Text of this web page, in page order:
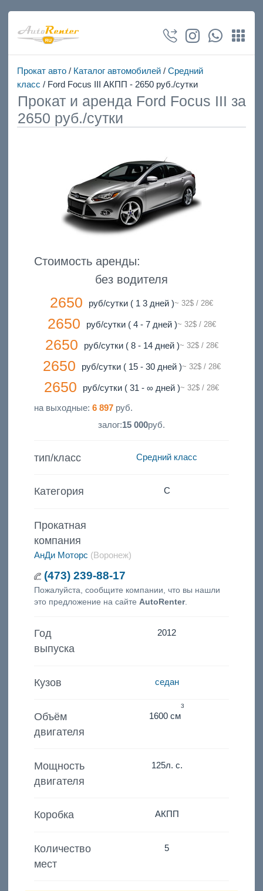
Прокат авто/ Каталог автомобилей/ Средний
класс / Ford Focus III АКПП - 2650 руб./сутки
Прокат и аренда Ford Focus III за
2650 руб./сутки
Стоимость аренды:
без водителя
2650 руб/сутки ( 1 3 дней )~ 32$ / 28€
2650 руб/сутки ( 4 - 7 дней )~ 32$ / 28€
2650 руб/сутки ( 8 - 14 дней )~ 32$ / 28€
2650 руб/сутки ( 15 - 30 дней )~ 32$ / 28€
2650 руб/сутки ( 31 - ∞ дней )~ 32$ / 28€
на выходные: 6 897руб.
залог:15 000руб.
тип/класс Средний класс
Категория C
Прокатная
компания
АнДи Моторс (Воронеж)
(473) 239-88-17
Пожалуйста, сообщите компании, что вы нашли
это предложение на сайте AutoRenter.
Год
выпуска
2012
Кузов седан
Объём
двигателя
1600 см
3
Мощность
двигателя
125л. с.
Коробка АКПП
Количество
мест
5